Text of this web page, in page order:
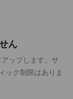
ん
ップします。サ
ック制限はありま